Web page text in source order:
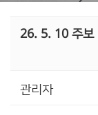
26. 5. 10 주보
관리자